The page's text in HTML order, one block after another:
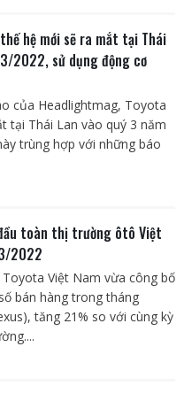
hệ mới sẽ ra mắt tại Thái
2022, sử dụng động cơ
của Headlightmag, Toyota
tại Thái Lan vào quý 3 năm
trùng hợp với những báo
toàn thị trường ôtô Việt
2022
Việt Nam vừa công bố
bán hàng trong tháng
tăng 21% so với cùng kỳ